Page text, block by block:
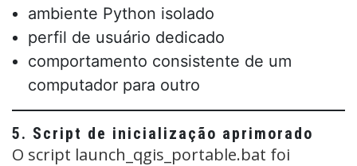
ambiente Python isolado
perfil de usuário dedicado
comportamento consistente de um
computador para outro
5. Script de inicialização aprimorado
O script launch_qgis_portable.bat foi